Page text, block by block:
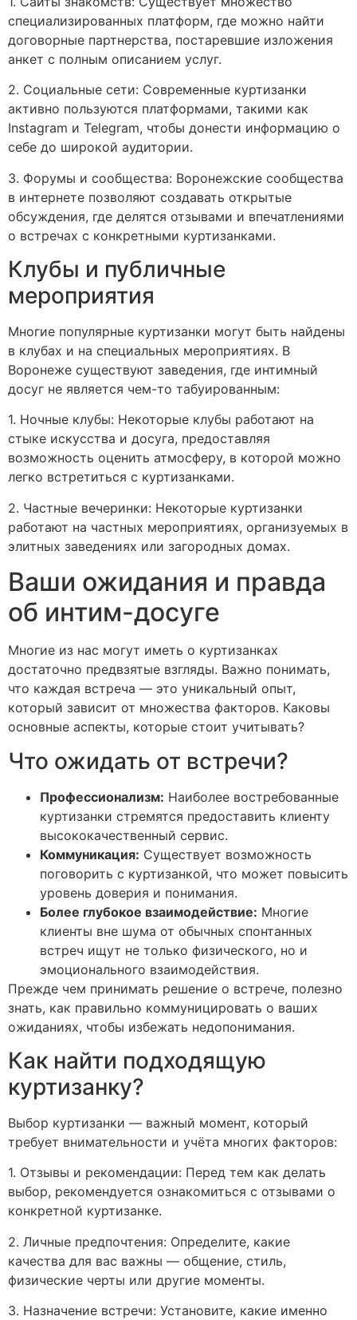
специализированных платформ, где можно найти
договорные партнерства, постаревшие изложения
анкет с полным описанием услуг.
2. Социальные сети: Современные куртизанки
активно пользуются платформами, такими как
Instagram и Telegram, чтобы донести информацию о
себе до широкой аудитории.
3. Форумы и сообщества: Воронежские сообщества
в интернете позволяют создавать открытые
обсуждения, где делятся отзывами и впечатлениями
о встречах с конкретными куртизанками.
Клубы и публичные
мероприятия
Многие популярные куртизанки могут быть найдены
в клубах и на специальных мероприятиях. В
Воронеже существуют заведения, где интимный
досуг не является чем-то табуированным:
1. Ночные клубы: Некоторые клубы работают на
стыке искусства и досуга, предоставляя
возможность оценить атмосферу, в которой можно
легко встретиться с куртизанками.
2. Частные вечеринки: Некоторые куртизанки
работают на частных мероприятиях, организуемых в
элитных заведениях или загородных домах.
Ваши ожидания и правда
об интим-досуге
Многие из нас могут иметь о куртизанках
достаточно предвзятые взгляды. Важно понимать,
что каждая встреча — это уникальный опыт,
который зависит от множества факторов. Каковы
основные аспекты, которые стоит учитывать?
Что ожидать от встречи?
Профессионализм: Наиболее востребованные
куртизанки стремятся предоставить клиенту
высококачественный сервис.
Коммуникация: Существует возможность
поговорить с куртизанкой, что может повысить
уровень доверия и понимания.
Более глубокое взаимодействие: Многие
клиенты вне шума от обычных спонтанных
встреч ищут не только физического, но и
эмоционального взаимодействия.
Прежде чем принимать решение о встрече, полезно
знать, как правильно коммуницировать о ваших
ожиданиях, чтобы избежать недопонимания.
Как найти подходящую
куртизанку?
Выбор куртизанки — важный момент, который
требует внимательности и учёта многих факторов:
1. Отзывы и рекомендации: Перед тем как делать
выбор, рекомендуется ознакомиться с отзывами о
конкретной куртизанке.
2. Личные предпочтения: Определите, какие
качества для вас важны — общение, стиль,
физические черты или другие моменты.
3. Назначение встречи: Установите, какие именно